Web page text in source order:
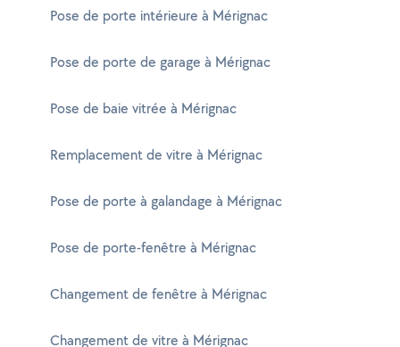
Pose de porte intérieure à Mérignac
Pose de porte de garage à Mérignac
Pose de baie vitrée à Mérignac
Remplacement de vitre à Mérignac
Pose de porte à galandage à Mérignac
Pose de porte-fenêtre à Mérignac
Changement de fenêtre à Mérignac
Changement de vitre à Mérignac